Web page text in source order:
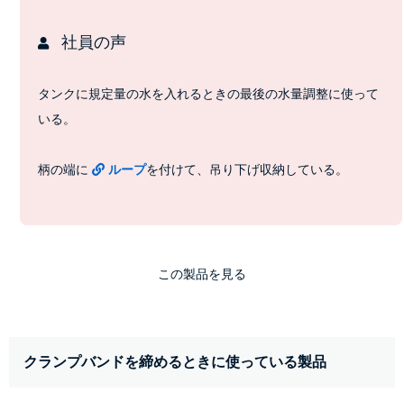
社員の声
タンクに規定量の水を入れるときの最後の水量調整に使って
いる。
柄の端に ループを付けて、吊り下げ収納している。
この製品を見る
クランプバンドを締めるときに使っている製品